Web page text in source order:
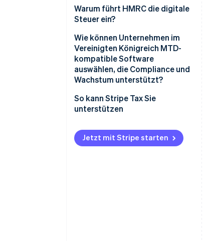
Unveränderte
Mehrwertsteuerfristen
Korrekturen und Anpassungen
Strafen und Compliance-
Überwachung
Warum führt HMRC die digitale
Steuer ein?
Verringerung der Steuerlücke
Echtzeit-Transparenz
Verbesserte
Aufzeichnungsgewohnheiten
Erhöhte Systemeffizienz
Steuern
Wie können Unternehmen im
Vereinigten Königreich MTD-
kompatible Software
auswählen, die Compliance und
Wachstum unterstützt?
So kann Stripe Tax Sie
unterstützen
Jetzt mit Stripe starten